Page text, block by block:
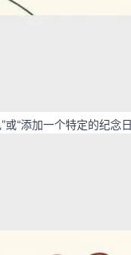
或“添加一个特定的纪念